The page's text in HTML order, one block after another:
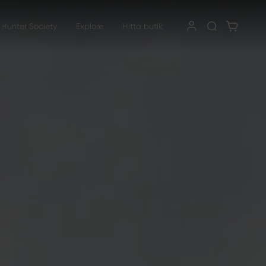
Hunter Society Explore Hitta butik